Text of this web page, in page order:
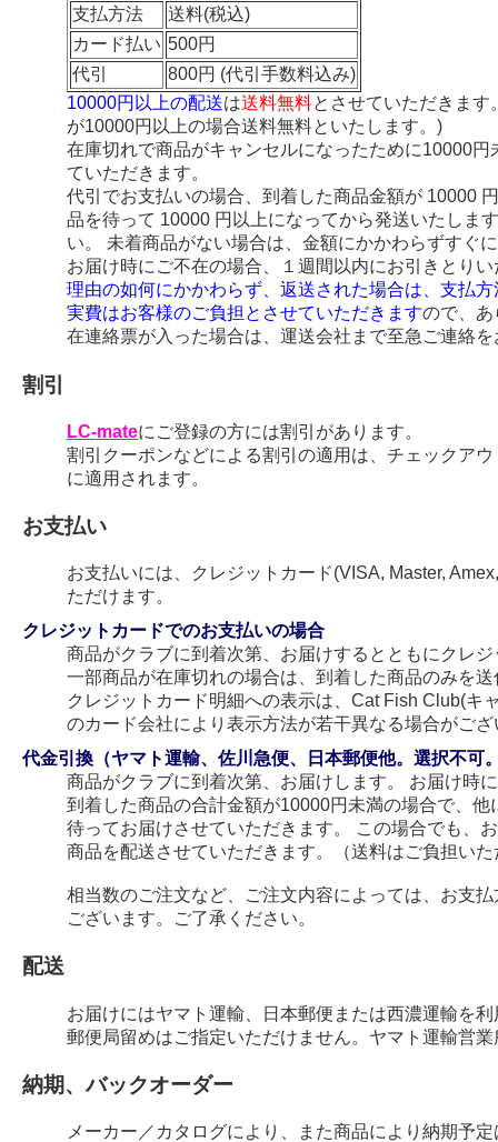
支払方法
送料(税込)
カード払い 500円
代引
800円 (代引手数料込み)
10000円以上の配送は送料無料とさせていただきま
が10000円以上の場合送料無料といたします。)
在庫切れで商品がキャンセルになったために10000
ていただきます。
代引でお支払いの場合、到着した商品金額が 10000
品を待って 10000 円以上になってから発送いたしま
い。 未着商品がない場合は、金額にかかわらずすぐ
お届け時にご不在の場合、１週間以内にお引きとり
理由の如何にかかわらず、返送された場合は、支払
実費はお客様のご負担とさせていただきますので、あ
在連絡票が入った場合は、運送会社まで至急ご連絡
割引
LC-mateにご登録の方には割引があります。
割引クーポンなどによる割引の適用は、チェックア
に適用されます。
お支払い
お支払いには、クレジットカード(VISA, Master,
ただけます。
クレジットカードでのお支払いの場合
商品がクラブに到着次第、お届けするとともにクレ
一部商品が在庫切れの場合は、到着した商品のみを
クレジットカード明細への表示は、Cat Fish Club(キ
のカード会社により表示方法が若干異なる場合がござ
代金引換（ヤマト運輸、佐川急便、日本郵便他。選択不可
商品がクラブに到着次第、お届けします。 お届け時
到着した商品の合計金額が10000円未満の場合で、
待ってお届けさせていただきます。 この場合でも、
商品を配送させていただきます。（送料はご負担い
相当数のご注文など、ご注文内容によっては、お支
ございます。ご了承ください。
配送
お届けにはヤマト運輸、日本郵便または西濃運輸を
郵便局留めはご指定いただけません。ヤマト運輸営
納期、バックオーダー
メーカー／カタログにより、また商品により納期予